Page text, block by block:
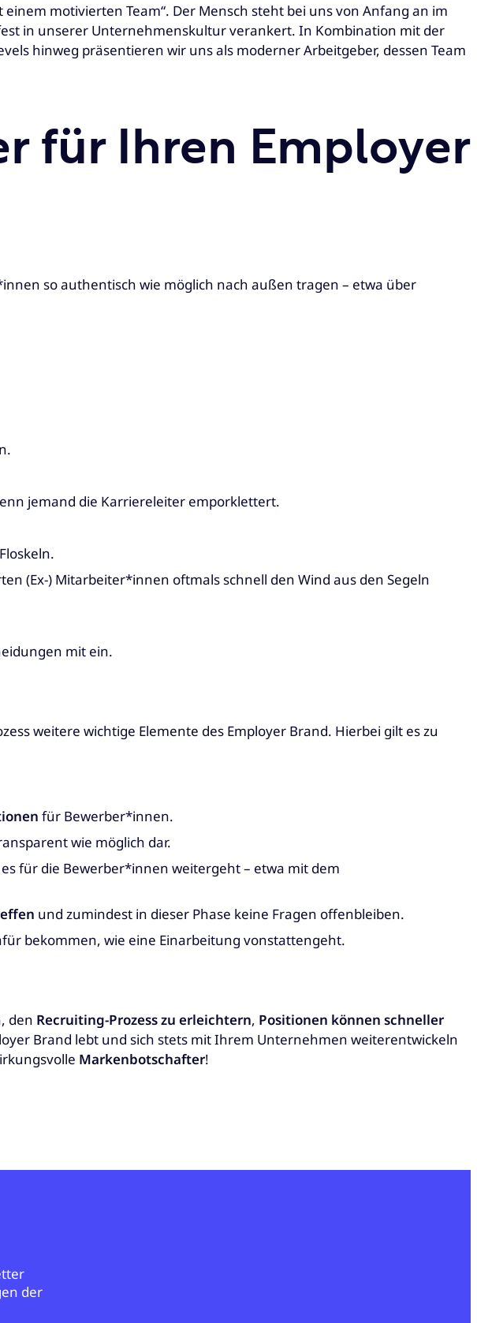
motivierten Team“. Der Mensch steht bei uns von Anfang an im
in unserer Unternehmenskultur verankert. In Kombination mit der
hinweg präsentieren wir uns als moderner Arbeitgeber, dessen Team
für Ihren Employer
so authentisch wie möglich nach außen tragen – etwa über
jemand die Karriereleiter emporklettert.
(Ex-) Mitarbeiter*innen oftmals schnell den Wind aus den Segeln
mit ein.
weitere wichtige Elemente des Employer Brand. Hierbei gilt es zu
für Bewerber*innen.
wie möglich dar.
für die Bewerber*innen weitergeht – etwa mit dem
und zumindest in dieser Phase keine Fragen offenbleiben.
bekommen, wie eine Einarbeitung vonstattengeht.
den Recruiting-Prozess zu erleichtern, Positionen können schneller
Brand lebt und sich stets mit Ihrem Unternehmen weiterentwickeln
Markenbotschafter!
der